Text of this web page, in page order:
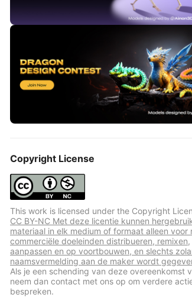
Copyright License
This work is licensed under the Copyright
CC BY-NC Met deze licentie kunnen
materiaal in elk medium of formaat alleen voor
commerciële doeleinden distribueren, remixen,
aanpassen en op voortbouwen, en slechts
naamsvermelding aan de maker wordt
Als je een schending van deze overeenkomst
neem dan contact met ons op om verdere
bespreken.